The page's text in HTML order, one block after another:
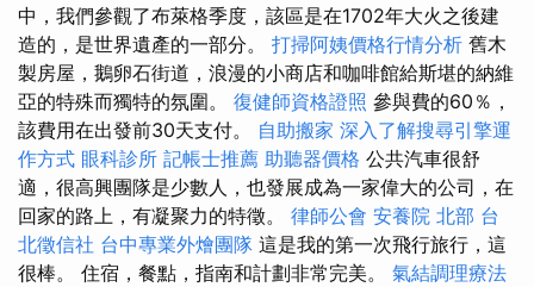
中，我們參觀了布萊格季度，該區是在1702年大火之後建
造的，是世界遺產的一部分。 打掃阿姨價格行情分析 舊木
製房屋，鵝卵石街道，浪漫的小商店和咖啡館給斯堪的納維
亞的特殊而獨特的氛圍。 復健師資格證照 參與費的60％，
該費用在出發前30天支付。 自助搬家 深入了解搜尋引擎運
作方式 眼科診所 記帳士推薦 助聽器價格 公共汽車很舒
適，很高興團隊是少數人，也發展成為一家偉大的公司，在
回家的路上，有凝聚力的特徵。 律師公會 安養院 北部 台
北徵信社 台中專業外燴團隊 這是我的第一次飛行旅行，這
很棒。 住宿，餐點，指南和計劃非常完美。 氣結調理療法